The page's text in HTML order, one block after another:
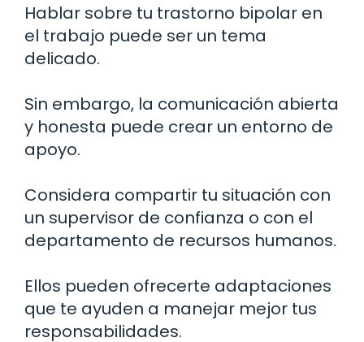
Hablar sobre tu trastorno bipolar en
el trabajo puede ser un tema
delicado.
Sin embargo, la comunicación abierta
y honesta puede crear un entorno de
apoyo.
Considera compartir tu situación con
un supervisor de confianza o con el
departamento de recursos humanos.
Ellos pueden ofrecerte adaptaciones
que te ayuden a manejar mejor tus
responsabilidades.